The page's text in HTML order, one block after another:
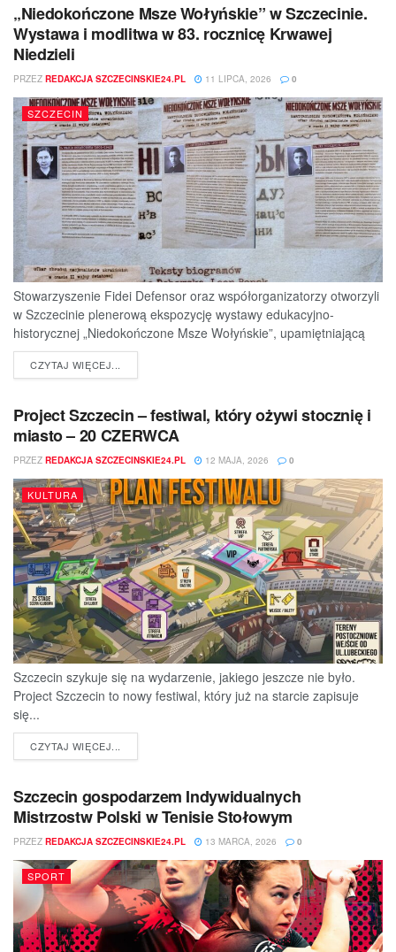
„Niedokończone Msze Wołyńskie” w Szczecinie.
Wystawa i modlitwa w 83. rocznicę Krwawej
Niedzieli
PRZEZ REDAKCJA SZCZECINSKIE24.PL 11 LIPCA, 2026 0
SZCZECIN
Stowarzyszenie Fidei Defensor oraz współorganizatorzy otworzyli
w Szczecinie plenerową ekspozycję wystawy edukacyjno-
historycznej „Niedokończone Msze Wołyńskie”, upamiętniającą
ofiary jednej z najtragiczniejszych...
CZYTAJ WIĘCEJ...
Project Szczecin – festiwal, który ożywi stocznię i
miasto – 20 CZERWCA
PRZEZ REDAKCJA SZCZECINSKIE24.PL 12 MAJA, 2026 0
KULTURA
Szczecin szykuje się na wydarzenie, jakiego jeszcze nie było.
Project Szczecin to nowy festiwal, który już na starcie zapisuje
się...
CZYTAJ WIĘCEJ...
Szczecin gospodarzem Indywidualnych
Mistrzostw Polski w Tenisie Stołowym
PRZEZ REDAKCJA SZCZECINSKIE24.PL 13 MARCA, 2026 0
SPORT